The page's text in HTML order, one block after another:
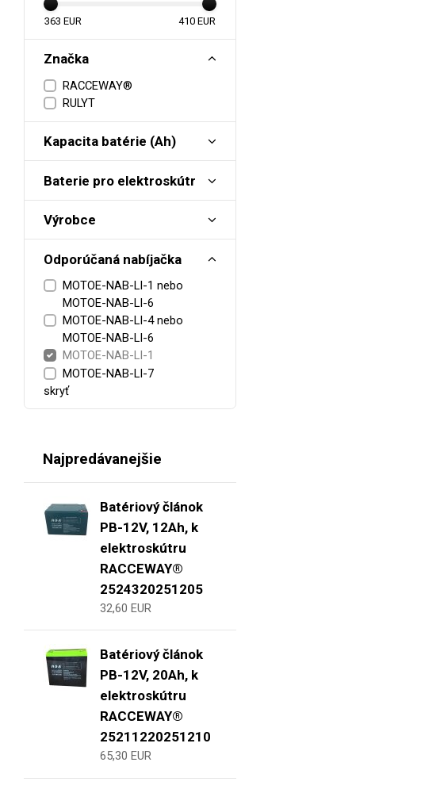
363 EUR 410EUR
Značka
RACCEWAY®
RULYT
Kapacita batérie (Ah)
Baterie pro elektroskútr
Výrobce
Odporúčaná nabíjačka
MOTOE-NAB-LI-1 nebo
MOTOE-NAB-LI-6
MOTOE-NAB-LI-4 nebo
MOTOE-NAB-LI-6
MOTOE-NAB-LI-1
MOTOE-NAB-LI-7
skryť
Najpredávanejšie
Batériový článok
PB-12V, 12Ah, k
elektroskútru
RACCEWAY®
2524320251205
32,60 EUR
Batériový článok
PB-12V, 20Ah, k
elektroskútru
RACCEWAY®
25211220251210
65,30 EUR